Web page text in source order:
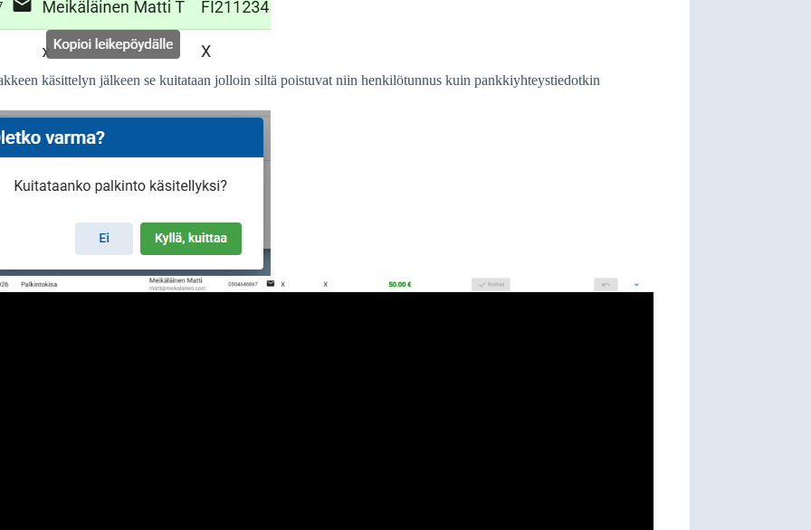
käsittelyn jälkeen se kuitataan jolloin siltä poistuvat niin henkilötunnus kuin pankkiyhteystiedotkin